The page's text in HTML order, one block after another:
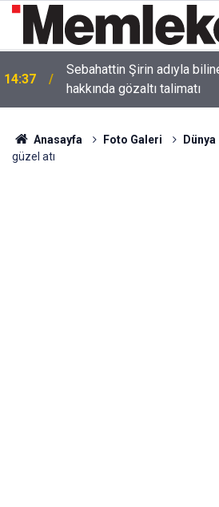
14:37
Sebahattin Şirin adıyla
hakkında gözaltı talimatı
Anasayfa Foto Galeri Dünya
güzel atı